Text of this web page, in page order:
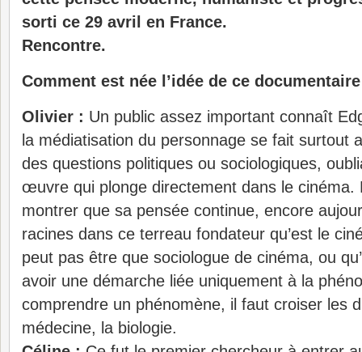
sorti ce 29 avril en France.
Rencontre.
Comment est née l’idée de ce
Olivier : Un public assez important connaît
la médiatisation du personnage se fait surtout
des questions politiques ou sociologiques,
œuvre qui plonge directement dans le cinéma.
montrer que sa pensée continue, encore
racines dans ce terreau fondateur qu’est le
peut pas être que sociologue de cinéma, ou
avoir une démarche liée uniquement à la
comprendre un phénomène, il faut croiser les
médecine, la biologie.